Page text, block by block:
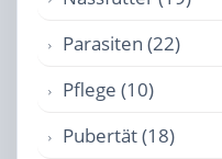
Parasiten (22)
Pflege (10)
Pubertät (18)